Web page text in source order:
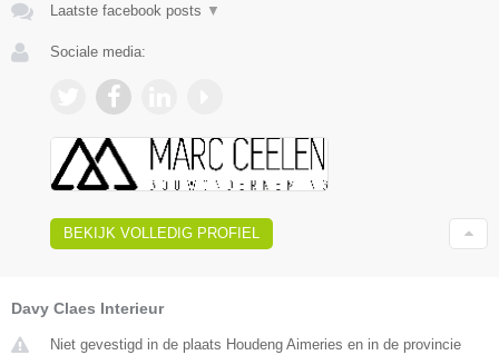
Laatste facebook posts ▼
Sociale media:
BEKIJK VOLLEDIG PROFIEL
Davy Claes Interieur
Niet gevestigd in de plaats Houdeng Aimeries en in de provincie